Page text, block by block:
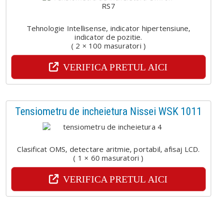
Tehnologie Intellisense, indicator hipertensiune,
indicator de pozitie.
( 2 × 100 masuratori )
VERIFICA PRETUL AICI
Tensiometru de incheietura Nissei WSK 1011
Clasificat OMS, detectare aritmie, portabil, afisaj LCD.
( 1 × 60 masuratori )
VERIFICA PRETUL AICI